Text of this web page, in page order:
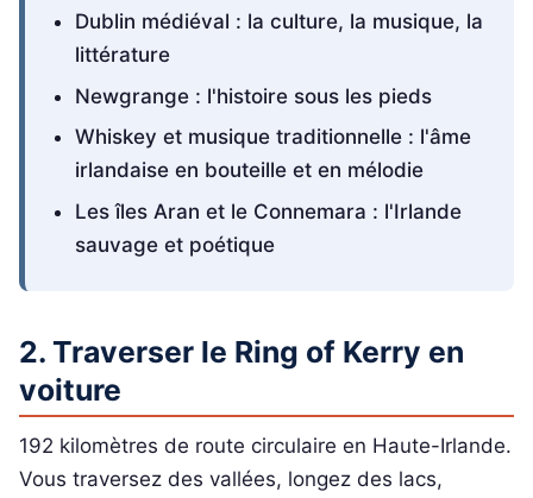
Dublin médiéval : la culture, la musique, la
littérature
Newgrange : l'histoire sous les pieds
Whiskey et musique traditionnelle : l'âme
irlandaise en bouteille et en mélodie
Les îles Aran et le Connemara : l'Irlande
sauvage et poétique
2. Traverser le Ring of Kerry en
voiture
192 kilomètres de route circulaire en Haute-Irlande.
Vous traversez des vallées, longez des lacs,